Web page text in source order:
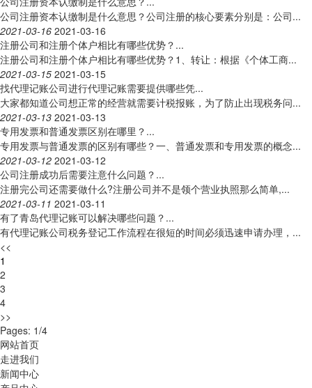
公司注册资本认缴制是什么意思？公司注册的核心要素分别是：公司...
2021-03-16 2021-03-16
注册公司和注册个体户相比有哪些优势？...
注册公司和注册个体户相比有哪些优势？1、转让：根据《个体工商...
2021-03-15 2021-03-15
找代理记账公司进行代理记账需要提供哪些凭...
大家都知道公司想正常的经营就需要计税报账，为了防止出现税务问...
2021-03-13 2021-03-13
专用发票和普通发票区别在哪里？...
专用发票与普通发票的区别有哪些？一、普通发票和专用发票的概念...
2021-03-12 2021-03-12
公司注册成功后需要注意什么问题？...
注册完公司还需要做什么?注册公司并不是领个营业执照那么简单,...
2021-03-11 2021-03-11
有了青岛代理记账可以解决哪些问题？...
有代理记账公司税务登记工作流程在很短的时间必须迅速申请办理，...
<<
1
2
3
4
>>
Pages: 1/4
网站首页
走进我们
新闻中心